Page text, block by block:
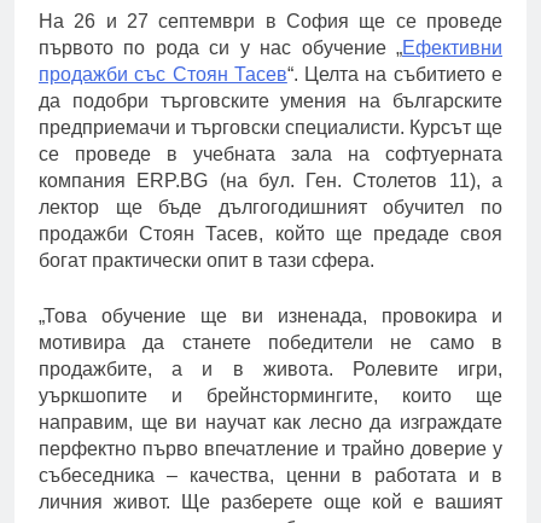
На 26 и 27 септември в София ще се проведе
първото по рода си у нас обучение „Ефективни
продажби със Стоян Тасев“. Целта на събитието е
да подобри търговските умения на българските
предприемачи и търговски специалисти. Курсът ще
се проведе в учебната зала на софтуерната
компания ERP.BG (на бул. Ген. Столетов 11), а
лектор ще бъде дългогодишният обучител по
продажби Стоян Тасев, който ще предаде своя
богат практически опит в тази сфера.
„Това обучение ще ви изненада, провокира и
мотивира да станете победители не само в
продажбите, а и в живота. Ролевите игри,
уъркшопите и брейнстормингите, които ще
направим, ще ви научат как лесно да изграждате
перфектно първо впечатление и трайно доверие у
събеседника – качества, ценни в работата и в
личния живот. Ще разберете още кой е вашият